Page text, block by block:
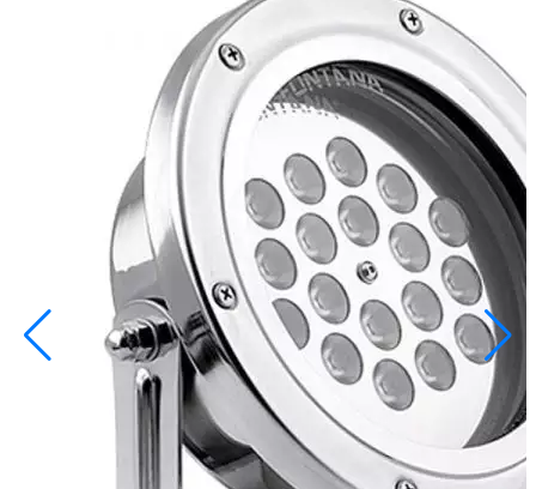
Монтаж оборудования
Разработка и сборка шкафов управления
фонтанами
Доставка \ Оплата
info@inoprom.ru
+7 (495) 374-90-93
Шкафы управления
Готовые фонтаны
Фонтанные насадки
Подводные светильники
Закладные детали
Системы фильтрации
Электрооборудование